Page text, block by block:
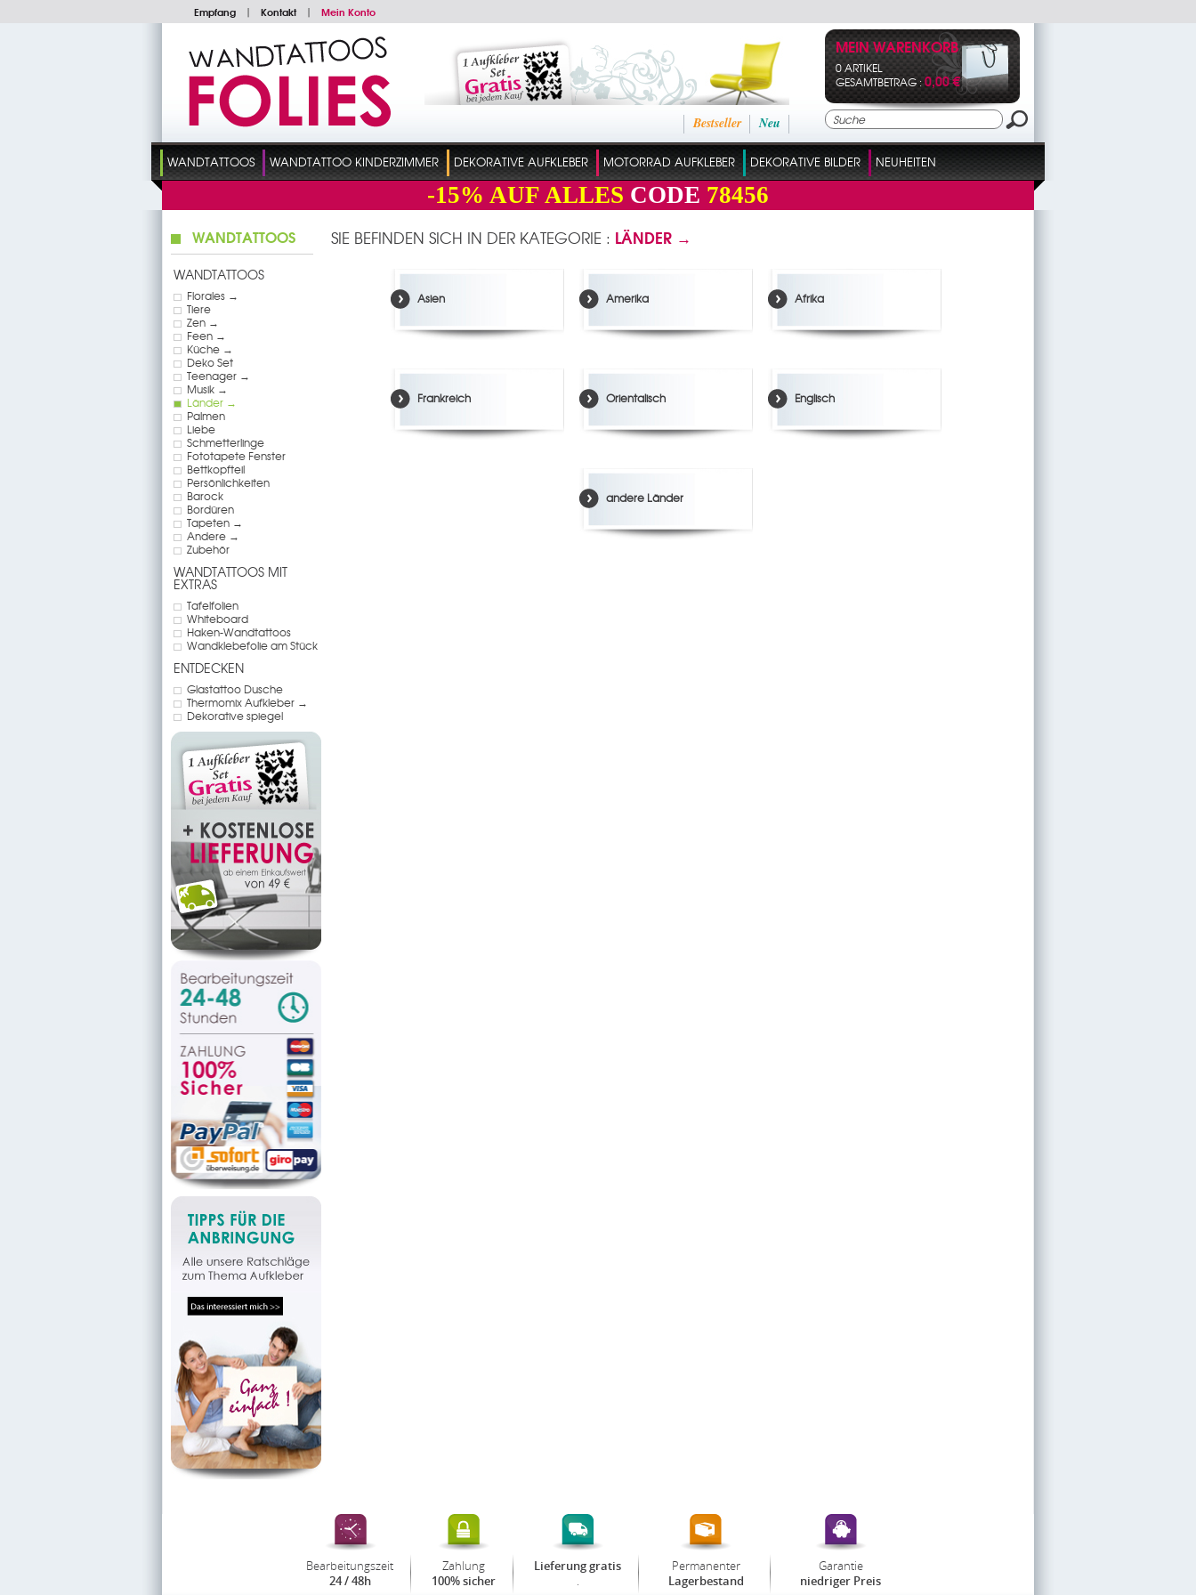
Empfang | Kontakt | Mein Konto
Neu
Bestseller
MEIN WARENKORB
0 ARTIKEL
GESAMTBETRAG :0,00 €
WANDTATTOOS WANDTATTOO KINDERZIMMER DEKORATIVE AUFKLEBER MOTORRAD AUFKLEBER DEKORATIVE BILDER NEUHEITEN
-15% AUF ALLES CODE 78456
WANDTATTOOS
WANDTATTOOS
Florales →
Tiere
Zen →
Feen →
Küche →
Deko Set
Teenager →
Musik →
Länder →
Palmen
Liebe
Schmetterlinge
Fototapete Fenster
Bettkopfteil
Persönlichkeiten
Barock
Bordüren
Tapeten →
Andere →
Zubehör
WANDTATTOOS MIT
EXTRAS
Tafelfolien
Whiteboard
Haken-Wandtattoos
Wandklebefolie am Stück
ENTDECKEN
Glastattoo Dusche
Thermomix Aufkleber →
Dekorative spiegel
SIE BEFINDEN SICH IN DER KATEGORIE : LÄNDER →
Asien Amerika Afrika
Frankreich Orientalisch Englisch
andere Länder
Bearbeitungszeit
24 / 48h
Zahlung
100% sicher
Lieferung gratis
.
Permanenter
Lagerbestand
Garantie
niedriger Preis